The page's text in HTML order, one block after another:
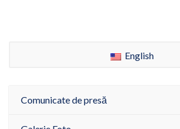
English
Comunicate de presă